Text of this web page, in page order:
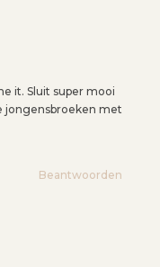
it. Sluit super mooi
jongensbroeken met
Beantwoorden